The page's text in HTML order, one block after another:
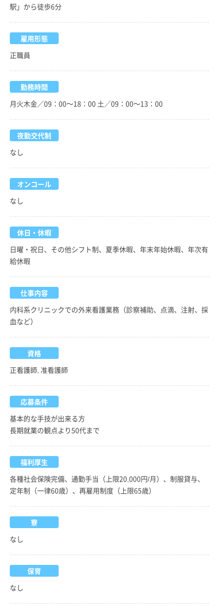
駅」から徒歩6分
雇用形態
正職員
勤務時間
月火木金／09：00～18：00 土／09：00～13：00
夜勤交代制
なし
オンコール
なし
休日・休暇
日曜・祝日、その他シフト制、夏季休暇、年末年始休暇、年次有
給休暇
仕事内容
内科系クリニックでの外来看護業務（診察補助、点滴、注射、採
血など）
資格
正看護師, 准看護師
応募条件
基本的な手技が出来る方
長期就業の観点より50代まで
福利厚生
各種社会保険完備、通勤手当（上限20,000円/月）、制服貸与、
定年制（一律60歳）、再雇用制度（上限65歳）
寮
なし
保育
なし